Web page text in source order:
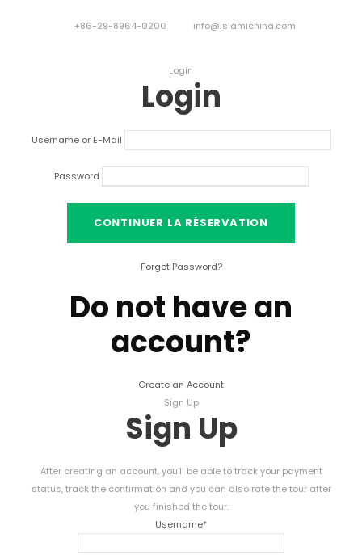
+86-29-8964-0200 info@islamichina.com
Login
Login
Username or E-Mail
Password
Forget Password?
Do not have an
account?
Create an Account
Sign Up
Sign Up
After creating an account,you'll be able to track your payment
status,track the confirmation and you can also rate the tour after
you finished the tour.
Username*